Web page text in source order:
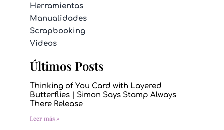
Herramientas
Manualidades
Scrapbooking
Videos
Últimos Posts
Thinking of You Card with Layered
Butterflies | Simon Says Stamp Always
There Release
Leer más »